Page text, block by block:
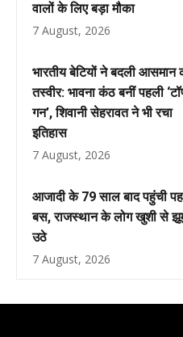
वालों के लिए बड़ा मौका
7 August, 2026
भारतीय बेटियों ने बदली आसमान
तस्वीर: भावना कंठ बनीं पहली
गन’, शिवानी सेहरावत ने भी रचा
इतिहास
7 August, 2026
आजादी के 79 साल बाद पहुंची
बस, राजस्थान के लोग खुशी से
उठे
7 August, 2026